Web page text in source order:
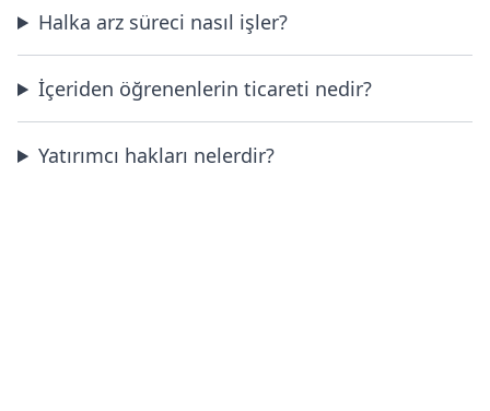
Halka arz süreci nasıl işler?
İçeriden öğrenenlerin ticareti nedir?
Yatırımcı hakları nelerdir?